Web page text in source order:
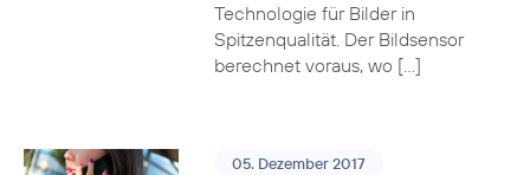
Technologie für Bilder in
Spitzenqualität. Der Bildsensor
berechnet voraus, wo […]
05. Dezember 2017